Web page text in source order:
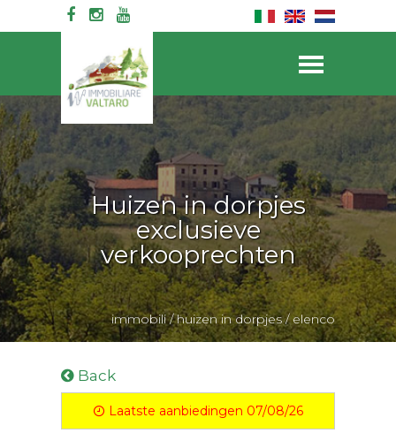
Huizen in dorpjes
exclusieve
verkooprechten
immobili/huizen in dorpjes/elenco
Back
Laatste aanbiedingen 07/08/26